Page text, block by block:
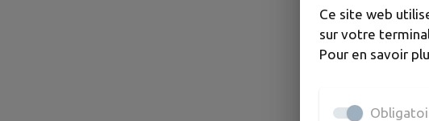
Ce site web
sur votre
Pour en savoir